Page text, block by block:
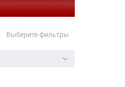
Выберите фильтры